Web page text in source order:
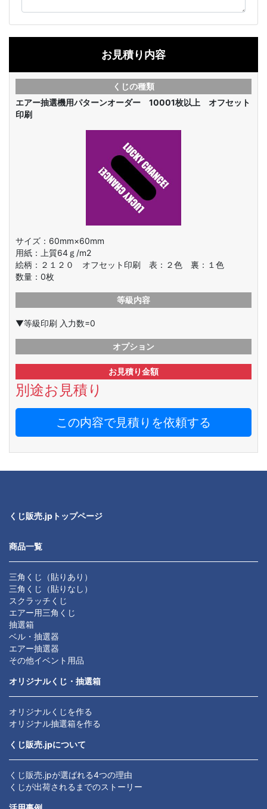
お見積り内容
くじの種類
エアー抽選機用パターンオーダー 10001枚以上 オフセット
印刷
サイズ：60mm×60mm
用紙：上質64ｇ/m2
絵柄： ２１２０ オフセット印刷 表：２色 裏：１色
数量： 0枚
等級内容
▼等級印刷 入力数=0
オプション
お見積り金額
別途お見積り
この内容で見積りを依頼する
くじ販売.jpトップページ
商品一覧
三角くじ（貼りあり）
三角くじ（貼りなし）
スクラッチくじ
エアー用三角くじ
抽選箱
ベル・抽選器
エアー抽選器
その他イベント用品
オリジナルくじ・抽選箱
オリジナルくじを作る
オリジナル抽選箱を作る
くじ販売.jpについて
くじ販売.jpが選ばれる4つの理由
くじが出荷されるまでのストーリー